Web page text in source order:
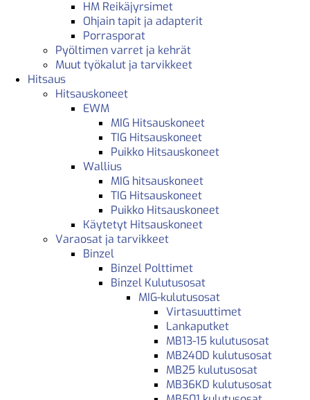
HM Reikäjyrsimet
Ohjain tapit ja adapterit
Porrasporat
Pyöltimen varret ja kehrät
Muut työkalut ja tarvikkeet
Hitsaus
Hitsauskoneet
EWM
MIG Hitsauskoneet
TIG Hitsauskoneet
Puikko Hitsauskoneet
Wallius
MIG hitsauskoneet
TIG Hitsauskoneet
Puikko Hitsauskoneet
Käytetyt Hitsauskoneet
Varaosat ja tarvikkeet
Binzel
Binzel Polttimet
Binzel Kulutusosat
MIG-kulutusosat
Virtasuuttimet
Lankaputket
MB13-15 kulutusosat
MB240D kulutusosat
MB25 kulutusosat
MB36KD kulutusosat